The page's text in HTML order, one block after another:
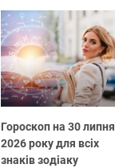
Гороскоп на 30 липня
2026 року для всіх
знаків зодіаку